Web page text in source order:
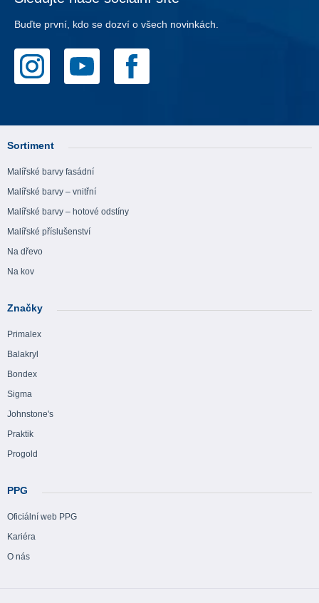
Buďte první, kdo se dozví o všech novinkách.
Sortiment
Malířské barvy fasádní
Malířské barvy – vnitřní
Malířské barvy – hotové odstíny
Malířské příslušenství
Na dřevo
Na kov
Značky
Primalex
Balakryl
Bondex
Sigma
Johnstone's
Praktik
Progold
PPG
Oficiální web PPG
Kariéra
O nás